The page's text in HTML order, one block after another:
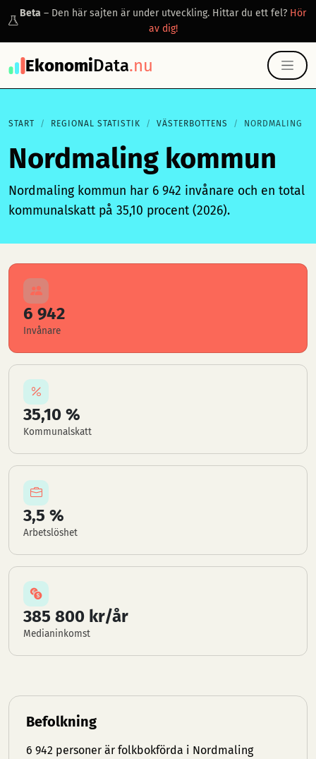
Beta – Den här sajten är under utveckling. Hittar du ett fel? Hör
av dig!
EkonomiData.nu
START REGIONAL STATISTIK VÄSTERBOTTENS NORDMALING
Nordmaling kommun
Nordmaling kommun har 6 942 invånare och en total
kommunalskatt på 35,10 procent (2026).
6 942
Invånare
35,10 %
Kommunalskatt
3,5 %
Arbetslöshet
385 800 kr/år
Medianinkomst
Befolkning
6 942 personer är folkbokförda i Nordmaling